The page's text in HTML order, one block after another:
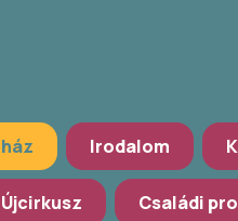
Irodalom
Újcirkusz Családi